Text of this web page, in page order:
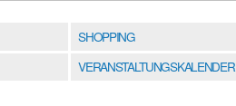
SHOPPING
VERANSTALTUNGSKALENDER